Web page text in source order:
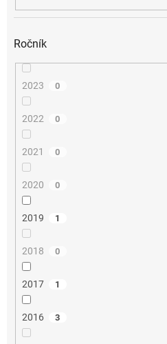
Ročník
2023 0
2022 0
2021 0
2020 0
2019 1
2018 0
2017 1
2016 3